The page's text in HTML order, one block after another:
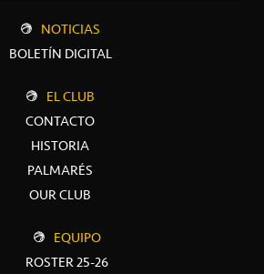
NOTICIAS
BOLETÍN DIGITAL
EL CLUB
CONTACTO
HISTORIA
PALMARÉS
OUR CLUB
EQUIPO
ROSTER 25-26